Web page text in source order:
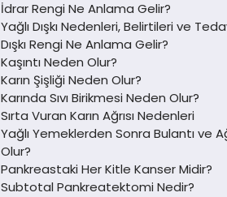
İdrar Rengi Ne Anlama Gelir?
Yağlı Dışkı Nedenleri, Belirtileri ve
Dışkı Rengi Ne Anlama Gelir?
Kaşıntı Neden Olur?
Karın Şişliği Neden Olur?
Karında Sıvı Birikmesi Neden Olur?
Sırta Vuran Karın Ağrısı Nedenleri
Yağlı Yemeklerden Sonra Bulantı ve
Olur?
Pankreastaki Her Kitle Kanser Midir?
Subtotal Pankreatektomi Nedir?